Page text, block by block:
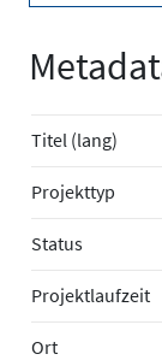
Titel (lang)
Projekttyp
Status
Projektlaufzeit
Ort